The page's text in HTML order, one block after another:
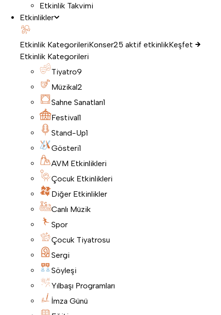
Etkinlik Takvimi
Etkinlikler
Etkinlik KategorileriKonser25 aktif etkinlikKeşfet
Etkinlik Kategorileri
Tiyatro9
Müzikal2
Sahne Sanatları1
Festival1
Stand-Up1
Gösteri1
AVM Etkinlikleri
Çocuk Etkinlikleri
Diğer Etkinlikler
Canlı Müzik
Spor
Çocuk Tiyatrosu
Sergi
Söyleşi
Yılbaşı Programları
İmza Günü